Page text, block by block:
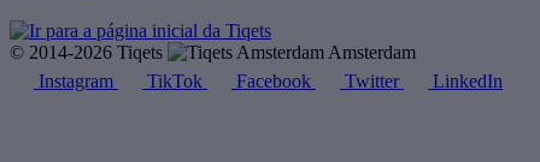
© 2014-2026 Tiqets
Amsterdam
Instagram
TikTok Facebook Twitter LinkedIn